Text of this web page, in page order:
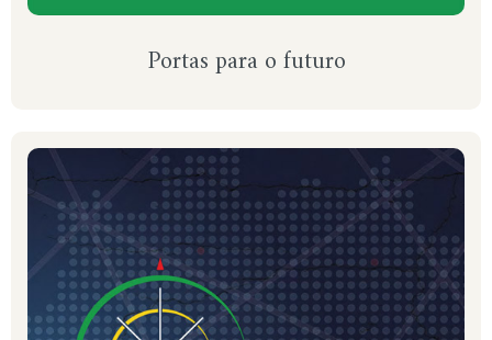
Portas para o futuro